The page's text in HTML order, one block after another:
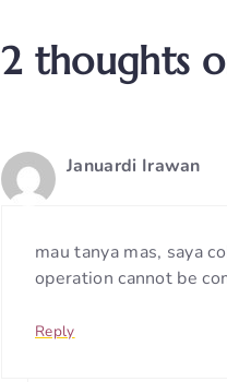
2 thoughts
Januardi Irawan
mau tanya mas, saya
operation cannot be
Reply